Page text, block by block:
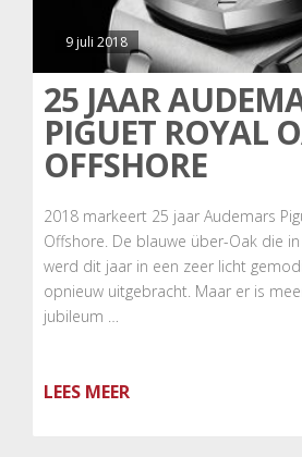
9 juli 2018
25 JAAR
PIGUET ROYAL
OFFSHORE
2018 markeert 25 jaar Audemars
Offshore. De blauwe über-Oak die
werd dit jaar in een zeer licht
opnieuw uitgebracht. Maar er is
jubileum …
LEES MEER